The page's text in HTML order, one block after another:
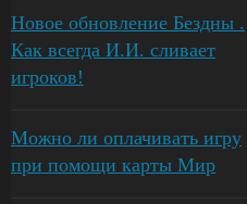
Новое обновление Бездны .
Как всегда И.И. сливает
игроков!
Можно ли оплачивать игру
при помощи карты Мир